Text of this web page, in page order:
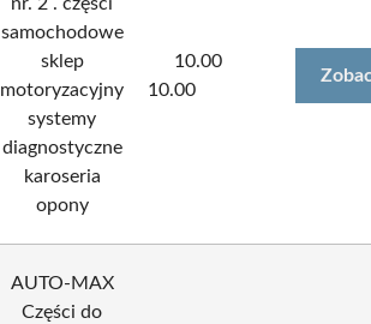
samochodowe
sklep
motoryzacyjny
systemy
diagnostyczne
karoseria
opony
10.00
10.00
AUTO-MAX
Części do